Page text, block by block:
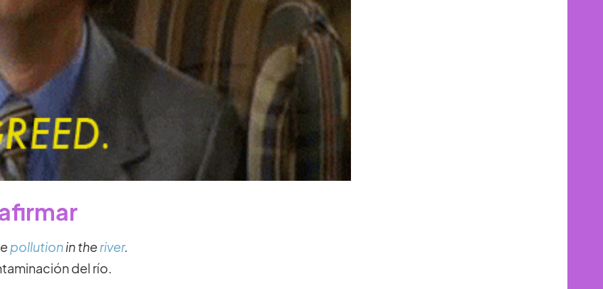
pollutionin theriver.
del río.